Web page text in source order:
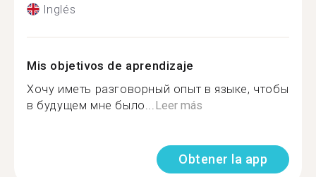
Inglés
Mis objetivos de aprendizaje
Хочу иметь разговорный опыт в языке, чтобы
в будущем мне было... Leer más
Obtener la app